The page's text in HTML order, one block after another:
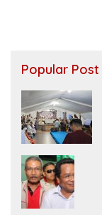
Popular Post